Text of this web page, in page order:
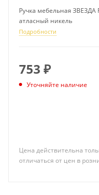
Ручка мебельная ЗВЕЗДА
атласный никель
Подробности
753 ₽
Уточняйте наличие
Цена действительна
отличаться от цен в